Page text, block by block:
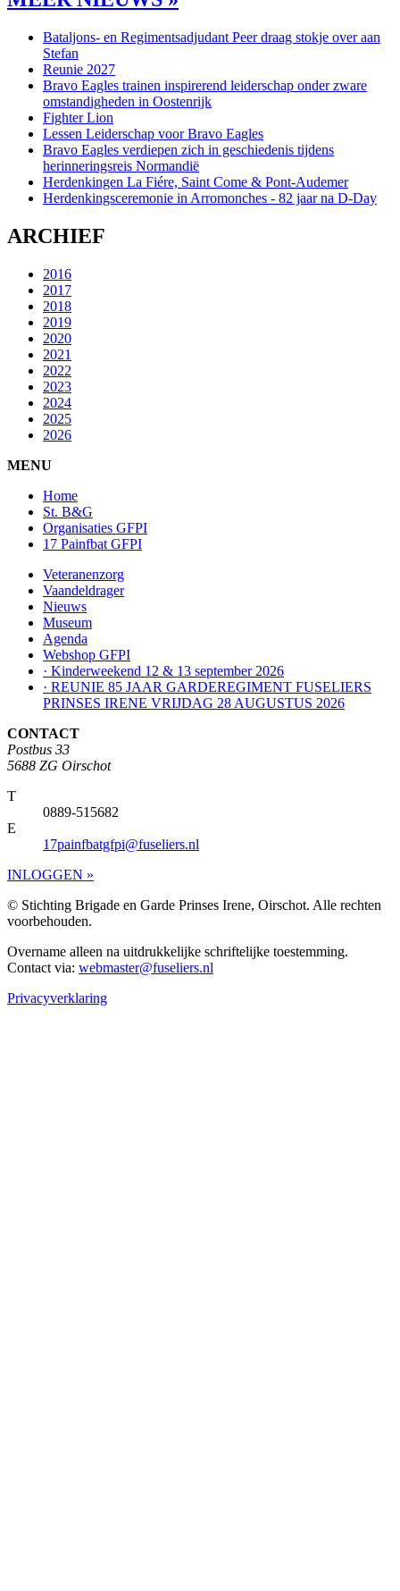
Bataljons- en Regimentsadjudant Peer draag stokje over aan
Stefan
Reunie 2027
Bravo Eagles trainen inspirerend leiderschap onder zware
omstandigheden in Oostenrijk
Fighter Lion
Lessen Leiderschap voor Bravo Eagles
Bravo Eagles verdiepen zich in geschiedenis tijdens
herinneringsreis Normandië
Herdenkingen La Fiére, Saint Come & Pont-Audemer
Herdenkingsceremonie in Arromonches - 82 jaar na D-Day
ARCHIEF
2016
2017
2018
2019
2020
2021
2022
2023
2024
2025
2026
MENU
Home
St. B&G
Organisaties GFPI
17 Painfbat GFPI
Veteranenzorg
Vaandeldrager
Nieuws
Museum
Agenda
Webshop GFPI
· Kinderweekend 12 & 13 september 2026
· REUNIE 85 JAAR GARDEREGIMENT FUSELIERS
PRINSES IRENE VRIJDAG 28 AUGUSTUS 2026
CONTACT
Postbus 33
5688 ZG Oirschot
T
0889-515682
E
17painfbatgfpi@fuseliers.nl
INLOGGEN »
© Stichting Brigade en Garde Prinses Irene, Oirschot. Alle rechten
voorbehouden.
Overname alleen na uitdrukkelijke schriftelijke toestemming.
Contact via: webmaster@fuseliers.nl
Privacyverklaring